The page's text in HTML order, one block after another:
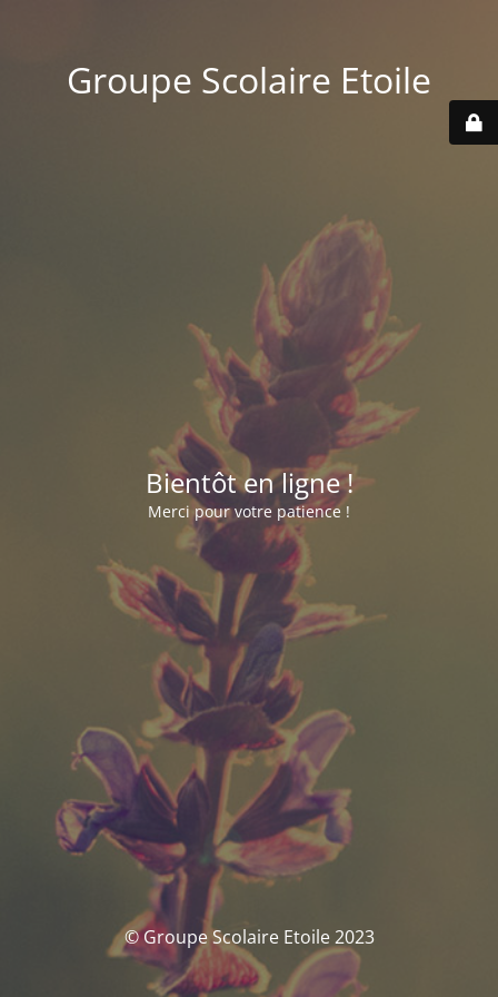
Groupe Scolaire Etoile
Bientôt en ligne !
Merci pour votre patience !
© Groupe Scolaire Etoile 2023